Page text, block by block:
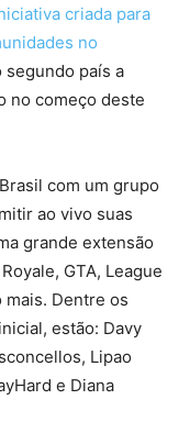
criada para
no
segundo país a
no começo deste
com um grupo
ao vivo suas
grande extensão
GTA, League
mais. Dentre os
estão: Davy
Lipao
e Diana